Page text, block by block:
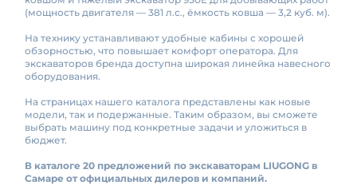
(мощность двигателя — 381 л.с., ёмкость ковша — 3,2 куб. м).
На технику устанавливают удобные кабины с хорошей
обзорностью, что повышает комфорт оператора. Для
экскаваторов бренда доступна широкая линейка навесного
оборудования.
На страницах нашего каталога представлены как новые
модели, так и подержанные. Таким образом, вы сможете
выбрать машину под конкретные задачи и уложиться в
бюджет.
В каталоге 20 предложений по экскаваторам LIUGONG в
Самаре от официальных дилеров и компаний.